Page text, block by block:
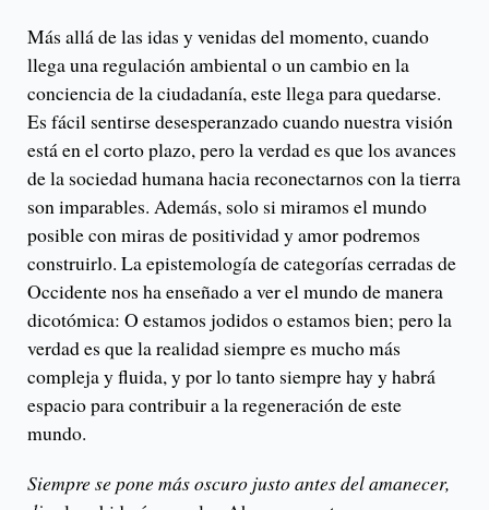
Más allá de las idas y venidas del momento, cuando
llega una regulación ambiental o un cambio en la
conciencia de la ciudadanía, este llega para quedarse.
Es fácil sentirse desesperanzado cuando nuestra visión
está en el corto plazo, pero la verdad es que los avances
de la sociedad humana hacia reconectarnos con la tierra
son imparables. Además, solo si miramos el mundo
posible con miras de positividad y amor podremos
construirlo. La epistemología de categorías cerradas de
Occidente nos ha enseñado a ver el mundo de manera
dicotómica: O estamos jodidos o estamos bien; pero la
verdad es que la realidad siempre es mucho más
compleja y fluida, y por lo tanto siempre hay y habrá
espacio para contribuir a la regeneración de este
mundo.
Siempre se pone más oscuro justo antes del amanecer,